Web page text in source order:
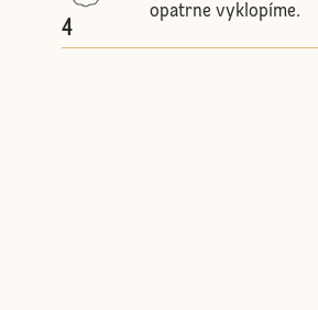
4
opatrne vyklopíme.